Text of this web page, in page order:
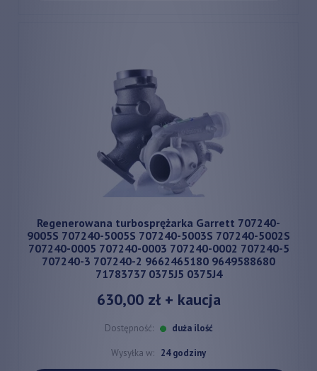
Regenerowana turbosprężarka Garrett 707240-
9005S 707240-5005S 707240-5003S 707240-5002S
707240-0005 707240-0003 707240-0002 707240-5
707240-3 707240-2 9662465180 9649588680
71783737 0375J5 0375J4
630,00 zł+ kaucja
Dostępność: duża ilość
Wysyłka w: 24 godziny